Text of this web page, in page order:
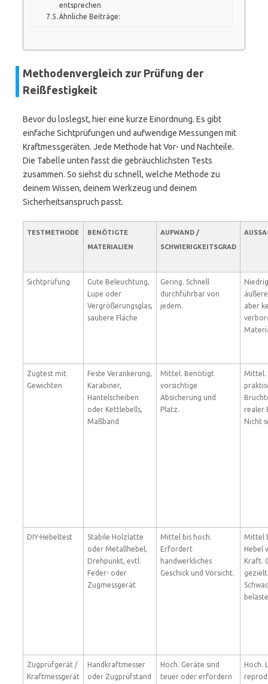
entsprechen
Ähnliche Beiträge:
Methodenvergleich zur Prüfung der
Reißfestigkeit
Bevor du loslegst, hier eine kurze Einordnung. Es gibt
einfache Sichtprüfungen und aufwendige Messungen mit
Kraftmessgeräten. Jede Methode hat Vor- und Nachteile.
Die Tabelle unten fasst die gebräuchlichsten Tests
zusammen. So siehst du schnell, welche Methode zu
deinem Wissen, deinem Werkzeug und deinem
Sicherheitsanspruch passt.
TESTMETHODE
BENÖTIGTE
MATERIALIEN
AUFWAND /
SCHWIERIGKEITSGRAD
Sichtprüfung
Gute Beleuchtung,
Lupe oder
Vergrößerungsglas,
saubere Fläche
Gering. Schnell
durchführbar von
jedem.
aber
Zugtest mit
Gewichten
Feste Verankerung,
Karabiner,
Hantelscheiben
oder Kettlebells,
Maßband
Mittel. Benötigt
vorsichtige
Absicherung und
Platz.
Mittel.
realer
Nicht
DIY-Hebeltest
Stabile Holzlatte
oder Metallhebel,
Drehpunkt, evtl.
Feder- oder
Zugmessgerät
Mittel bis hoch.
Erfordert
handwerkliches
Geschick und Vorsicht.
Mittel
Hebel
Kraft.
gezielt
Zugprüfgerät /
Kraftmessgerät
Handkraftmesser
oder Zugprüfstand
Hoch. Geräte sind
teuer oder erfordern
Hoch.